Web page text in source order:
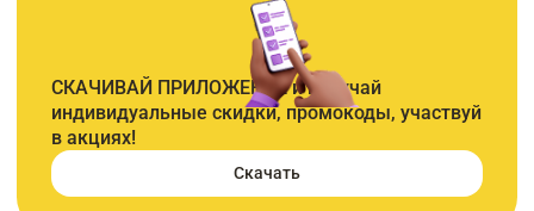
СКАЧИВАЙ ПРИЛОЖЕНИЕ и получай
индивидуальные скидки, промокоды, участвуй
в акциях!
Скачать